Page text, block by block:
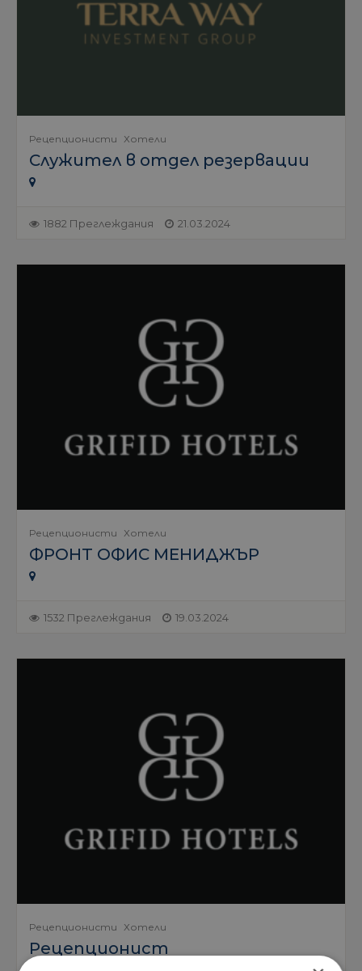
Рецепционисти Хотели
Служител в отдел резервации
1882 Преглеждания 21.03.2024
Рецепционисти Хотели
ФРОНТ ОФИС МЕНИДЖЪР
1532 Преглеждания 19.03.2024
Рецепционисти Хотели
Рецепционист